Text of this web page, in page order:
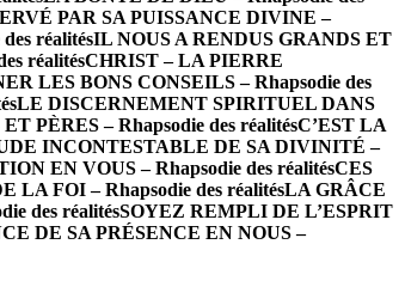
PAR SA PUISSANCE DIVINE –
réalitésIL NOUS A RENDUS GRANDS ET
réalitésCHRIST – LA PIERRE
LES BONS CONSEILS – Rhapsodie des
LE DISCERNEMENT SPIRITUEL DANS
PÈRES – Rhapsodie des réalitésC’EST LA
INCONTESTABLE DE SA DIVINITÉ –
EN VOUS – Rhapsodie des réalitésCES
LA FOI – Rhapsodie des réalitésLA GRÂCE
des réalitésSOYEZ REMPLI DE L’ESPRIT
DE SA PRÉSENCE EN NOUS –